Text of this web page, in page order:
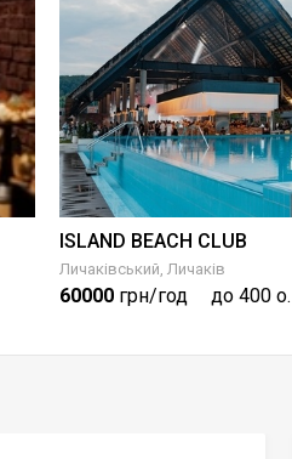
ISLAND BEACH CLUB
Личаківський, Личаків
60000 грн/год до 400 о.